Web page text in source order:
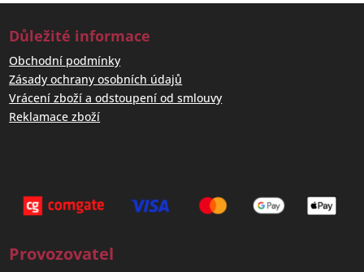
Důležité informace
Obchodní podmínky
Zásady ochrany osobních údajů
Vrácení zboží a odstoupení od smlouvy
Reklamace zboží
Provozovatel